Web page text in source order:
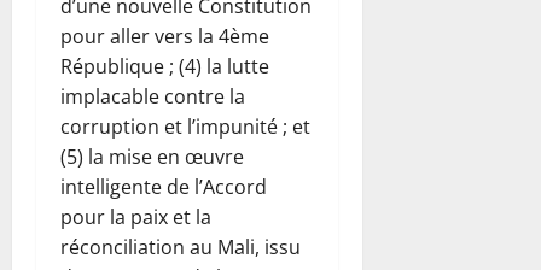
d’une nouvelle Constitution
pour aller vers la 4ème
République ; (4) la lutte
implacable contre la
corruption et l’impunité ; et
(5) la mise en œuvre
intelligente de l’Accord
pour la paix et la
réconciliation au Mali, issu